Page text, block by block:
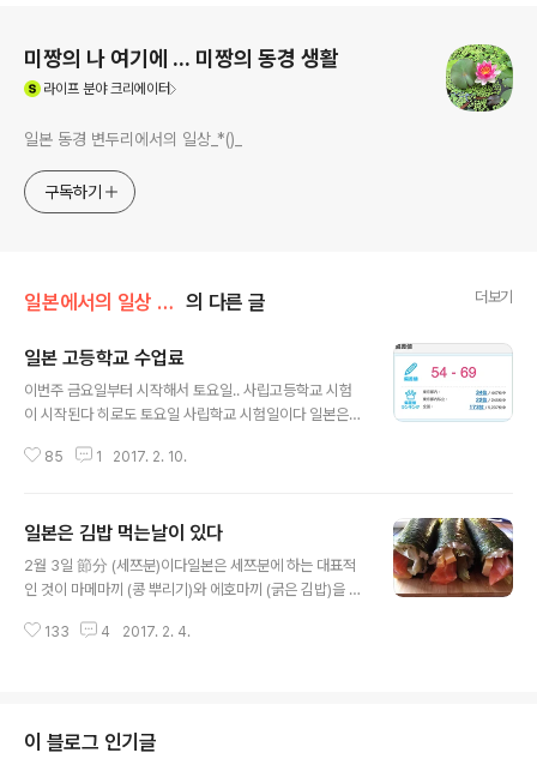
미짱의 나 여기에 ... 미짱의 동경 생활
라이프분야 크리에이터
일본 동경 변두리에서의 일상_*()_
구독하기
일본에서의 일상 /일본은.. 의 다른 글 더보기
일본 고등학교 수업료
이번주 금요일부터 시작해서 토요일.. 사립고등학교 시험
이 시작된다 히로도 토요일 사립학교 시험일이다 일본은
교마다 요하는 기본 내신점이 있어서 그 내신점을 기준으
합쳐 동경도에만 447개의 학교가 있다 일본 전국에는 5,2
37개의 공사립 고등학교가 있다 공립(동경 도립학교)의 경
우 동경도에 사는 학생만이 진학이 가능하다 사립의 경우
도 진학이 가능하다 일본은 고등학교의 레벨 가치는 편차
85 1 2017. 2. 10.
일본은 김밥 먹는날이 있다
2월 3일 節分 (세쯔분)이다일본은 세쯔분에 하는 대표적
인 것이 마메마끼 (콩 뿌리기)와 에호마끼 (굵은 김밥)을 먹
을 던지며 鬼は 外 福は 中 를 외친다 잡귀는 집밖으로 나
세츠분에 콩을 먹으면 1년간 병에 걸리지 않고 건강하다나
어쩐다나 그리고 에호마끼는 굵은 김밥이다 에호마끼는 에
133 4 2017. 2. 4.
이 블로그 인기글